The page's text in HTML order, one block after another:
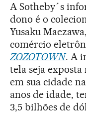
A Sotheby´s
dono é o
Yusaku
comércio
ZOZOTOWN. A
tela seja
em sua cidade
anos de idade,
3,5 bilhões de